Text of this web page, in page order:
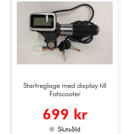
Startreglage med display till
Fatscooter
699 kr
Slutsåld